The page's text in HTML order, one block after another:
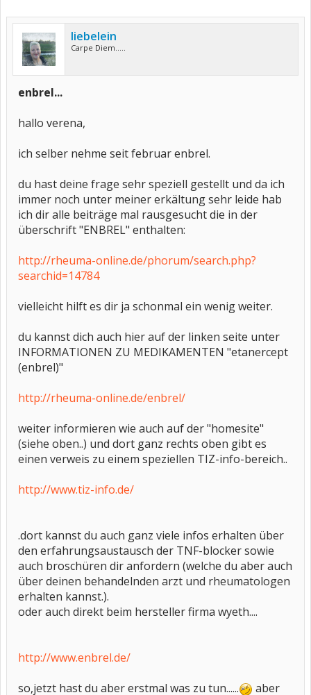
liebelein
Carpe Diem.....
enbrel...
hallo verena,
ich selber nehme seit februar enbrel.
du hast deine frage sehr speziell gestellt und da ich
immer noch unter meiner erkältung sehr leide hab
ich dir alle beiträge mal rausgesucht die in der
überschrift "ENBREL" enthalten:
http://rheuma-online.de/phorum/search.php?
searchid=14784
vielleicht hilft es dir ja schonmal ein wenig weiter.
du kannst dich auch hier auf der linken seite unter
INFORMATIONEN ZU MEDIKAMENTEN "etanercept
(enbrel)"
http://rheuma-online.de/enbrel/
weiter informieren wie auch auf der "homesite"
(siehe oben..) und dort ganz rechts oben gibt es
einen verweis zu einem speziellen TIZ-info-bereich..
http://www.tiz-info.de/
.dort kannst du auch ganz viele infos erhalten über
den erfahrungsaustausch der TNF-blocker sowie
auch broschüren dir anfordern (welche du aber auch
über deinen behandelnden arzt und rheumatologen
erhalten kannst.).
oder auch direkt beim hersteller firma wyeth....
http://www.enbrel.de/
so,jetzt hast du aber erstmal was zu tun......
aber